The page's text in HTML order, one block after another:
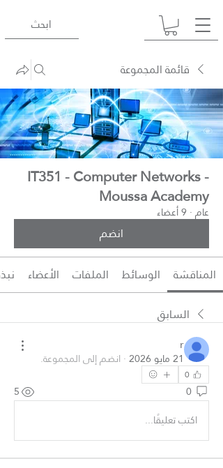
قائمة المجموعة
IT351 - Computer Networks -
Moussa Academy
عام· 9 أعضاء
انضم
المناقشة
الوسائط الملفات الأعضاء
السابق
r
21 مايو 2026 · انضم إلى المجموعة.
0
0
5
اكتب تعليقًا...